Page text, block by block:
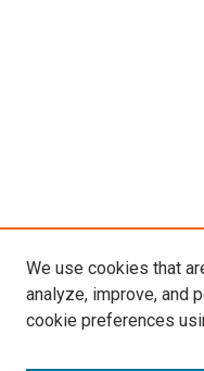
We use cookies that
analyze, improve, and
cookie preferences